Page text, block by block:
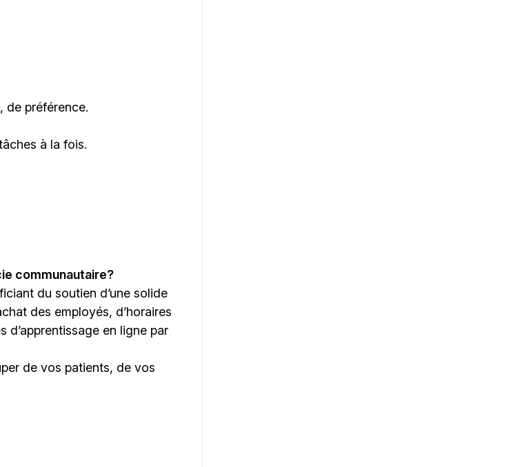
de préférence.
à la fois.
communautaire?
du soutien d’une solide
des employés, d’horaires
d’apprentissage en ligne par
de vos patients, de vos